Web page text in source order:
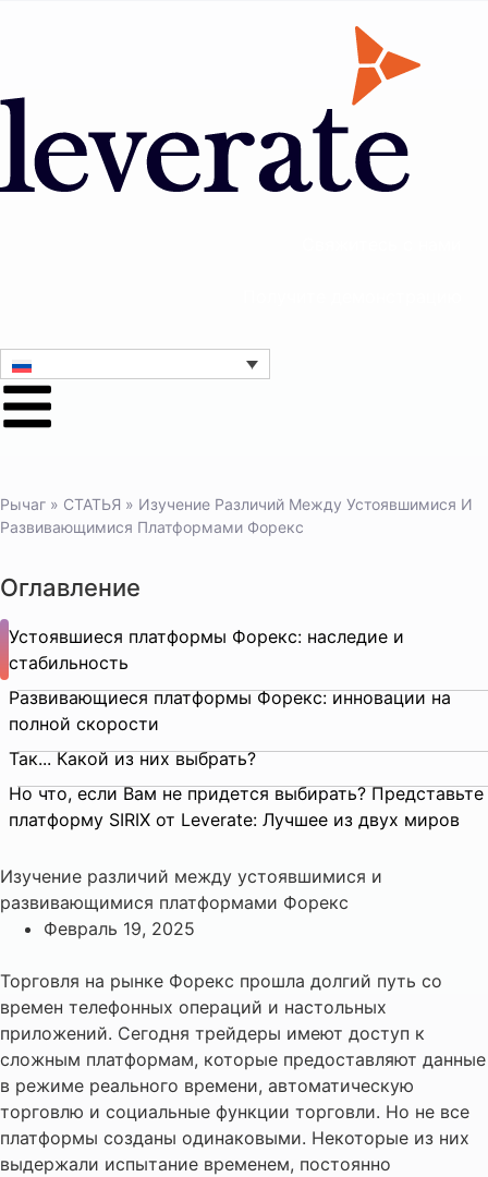
Рычаг » СТАТЬЯ » Изучение Различий Между Устоявшимися И
Развивающимися Платформами Форекс
Оглавление
Устоявшиеся платформы Форекс: наследие и
стабильность
Развивающиеся платформы Форекс: инновации на
полной скорости
Так... Какой из них выбрать?
Но что, если Вам не придется выбирать? Представьте
платформу SIRIX от Leverate: Лучшее из двух миров
Изучение различий между устоявшимися и
развивающимися платформами Форекс
Февраль 19, 2025
Торговля на рынке Форекс прошла долгий путь со
времен телефонных операций и настольных
приложений. Сегодня трейдеры имеют доступ к
сложным платформам, которые предоставляют данные
в режиме реального времени, автоматическую
торговлю и социальные функции торговли. Но не все
платформы созданы одинаковыми. Некоторые из них
выдержали испытание временем, постоянно